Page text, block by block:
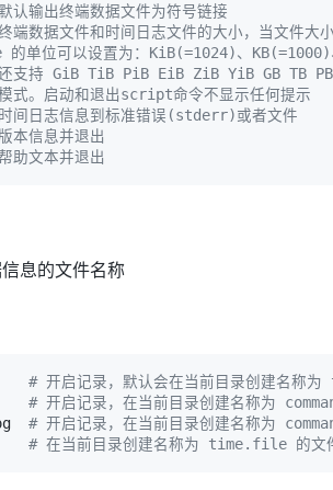
认输出终端数据文件为符号链接
端数据文件和时间日志文件的大小，当文件大
单位可以设置为：KiB(=1024)、
支持 GiB TiB PiB EiB ZiB YiB GB TB
式。启动和退出script命令不显示任何提示
间日志信息到标准错误(stderr)或者文件
本信息并退出
助文本并退出
息的文件名称
# 开启记录，默认会在当前目录创建名称
# 开启记录，在当前目录创建名称为
# 开启记录，在当前目录创建名称为
# 在当前目录创建名称为 time.file 的文